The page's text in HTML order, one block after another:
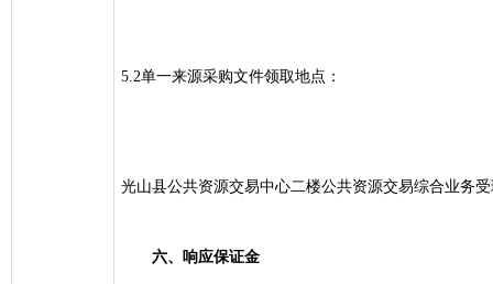
5.2单一来源采购文件领取地点：
光山县公共资源交易中心二楼公共资源交易综合业务
六、响应保证金